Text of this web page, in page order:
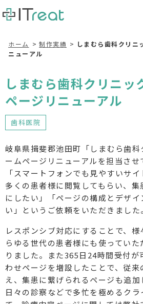
ホーム 制作実績
しまむら歯科クリ
ニューアル
しまむら歯科クリニ
ページリニューアル
歯科医院
岐阜県揖斐郡池田町「しまむら歯
ームページリニューアルを担当させ
「スマートフォンでも見やすいサ
多くの患者様に閲覧してもらい、
にしたい」「ページの構成とデザ
い」というご依頼をいただきました。
レスポンシブ対応にすることで、
らゆる世代の患者様にも使ってい
りました。また365日24時間受付
わせページを増設したことで、従
え、集患に繋げられるページも追加
日々の診察などで多忙を極めるクラ